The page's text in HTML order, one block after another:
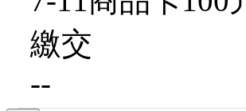
繳交
--